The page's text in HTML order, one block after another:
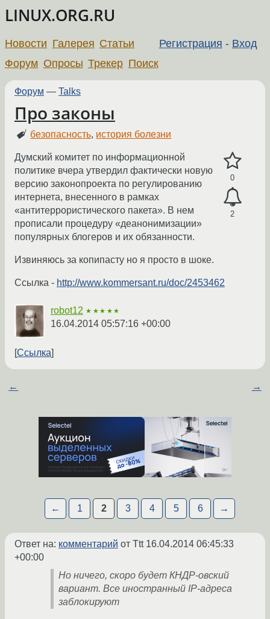
LINUX.ORG.RU
Регистрация - Вход
Новости Галерея Статьи
Форум Опросы Трекер Поиск
Форум — Talks
Про законы
безопасность, история болезни
0
2
Думский комитет по информационной
политике вчера утвердил фактически новую
версию законопроекта по регулированию
интернета, внесенного в рамках
«антитеррористического пакета». В нем
прописали процедуру «деанонимизации»
популярных блогеров и их обязанности.
Извиняюсь за копипасту но я просто в шоке.
Ссылка - http://www.kommersant.ru/doc/2453462
robot12 ★★★★★
16.04.2014 05:57:16 +00:00
Ссылка
← →
← 1 2 3 4 5 6 →
Ответ на: комментарий от Ttt 16.04.2014 06:45:33
+00:00
Но ничего, скоро будет КНДР-овский
вариант. Все иностранный IP-адреса
заблокируют